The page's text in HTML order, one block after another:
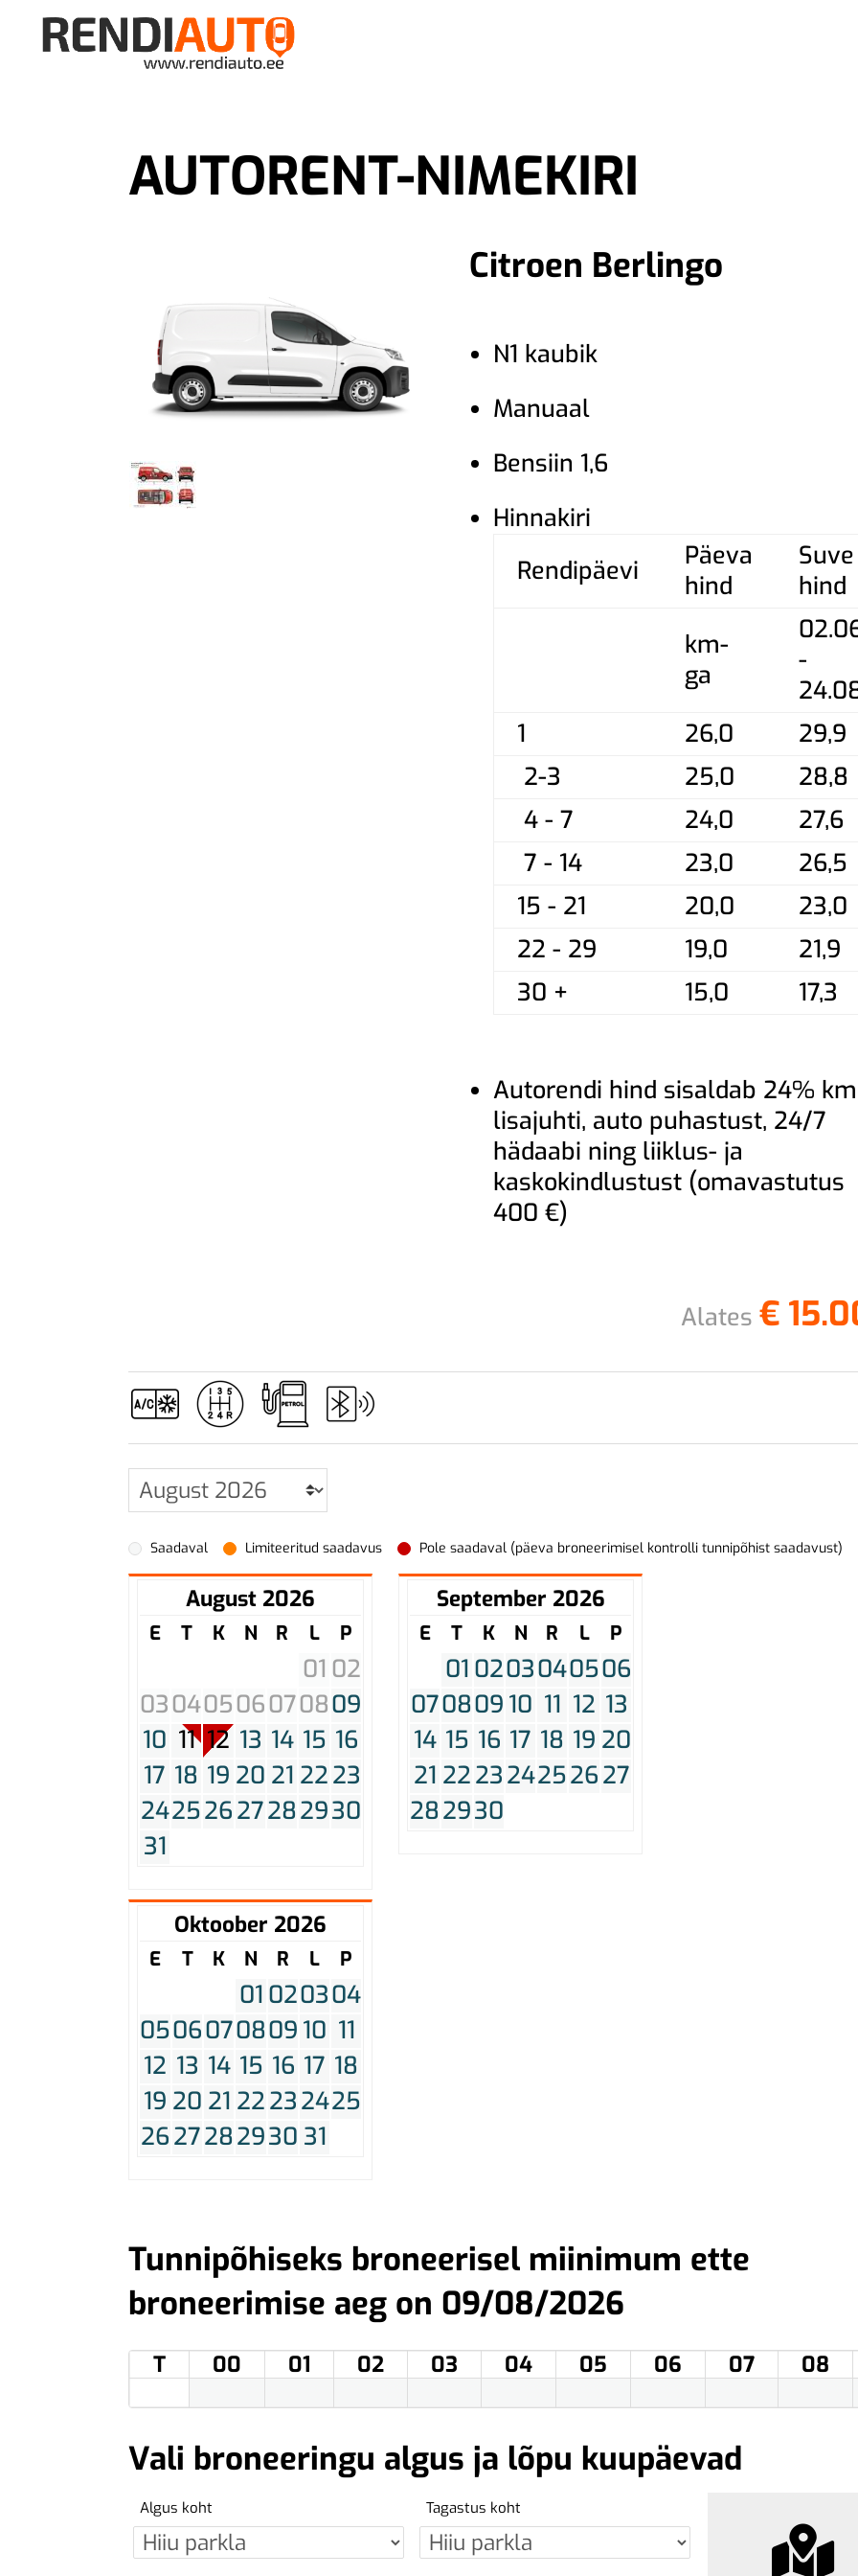
AUTORENT-NIMEKIRI
Citroen Berlingo
N1 kaubik
Manuaal
Bensiin 1,6
Hinnakiri
Rendipäevi
Päeva
hind
Suve
hind
km-
ga
-
1
26,0
29,9
2-3
25,0
28,8
4 - 7
24,0
27,6
7 - 14
23,0
26,5
15 - 21
20,0
23,0
22 - 29
19,0
21,9
30 +
15,0 17,3
Autorendi hind sisaldab 24%
lisajuhti, auto puhastust, 24/7
hädaabi ning liiklus- ja
kaskokindlustust (omavastutus
400 €)
Alates €
Saadaval Limiteeritud saadavus Pole saadaval (päeva broneerimisel kontrolli tunnipõhist saadavust)
August 2026
E T K N R L P
01 02
03040506070809
10 11 12 13 14 15 16
17 18 19 20 21 2223
24252627282930
31
September 2026
E T K N R L P
01 0203040506
070809 10 11 12 13
14 15 16 17 18 19 20
21 222324252627
282930
Oktoober 2026
E T K N R L P
01 020304
0506070809 10 11
12 13 14 15 16 17 18
19 20 21 22232425
2627282930 31
Tunnipõhiseks broneerisel miinimum ette
broneerimise aeg on 09/08/2026
T 00 01 02 03 04 05 06 07 08
Vali broneeringu algus ja lõpu kuupäevad
Algus koht Tagastus koht